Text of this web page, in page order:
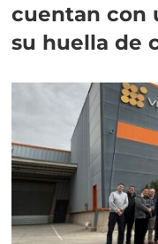
cuentan con
su huella de